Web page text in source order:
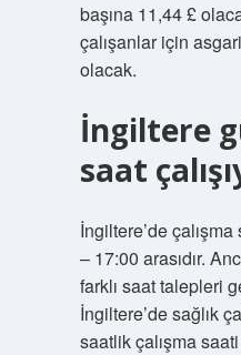
başına 11,44 £
çalışanlar için
olacak.
İngiltere
saat
İngiltere’de
– 17:00 arasıdır.
farklı saat talepleri
İngiltere’de sağlık
saatlik çalışma